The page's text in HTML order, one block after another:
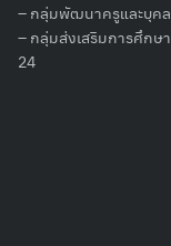
– กลุ่มพัฒนาครูและบุค
– กลุ่มส่งเสริมการศึกษ
24